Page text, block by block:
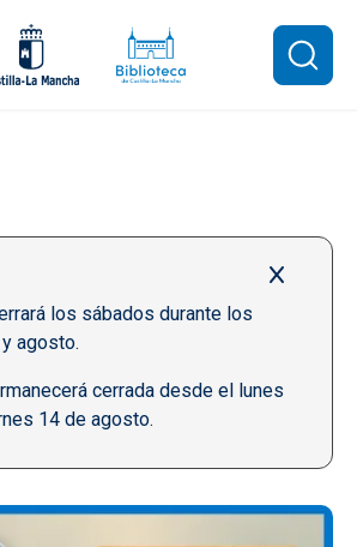
los sábados durante los
agosto.
cerrada desde el lunes
14 de agosto.